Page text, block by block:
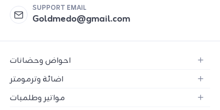
SUPPORT EMAIL
Goldmedo@gmail.com
احواض وحضانات
اضائة وترمومتر
مواتير وطلمبات